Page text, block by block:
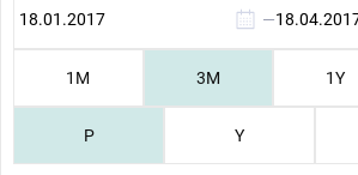
—
1М 3М 1Y
P Y